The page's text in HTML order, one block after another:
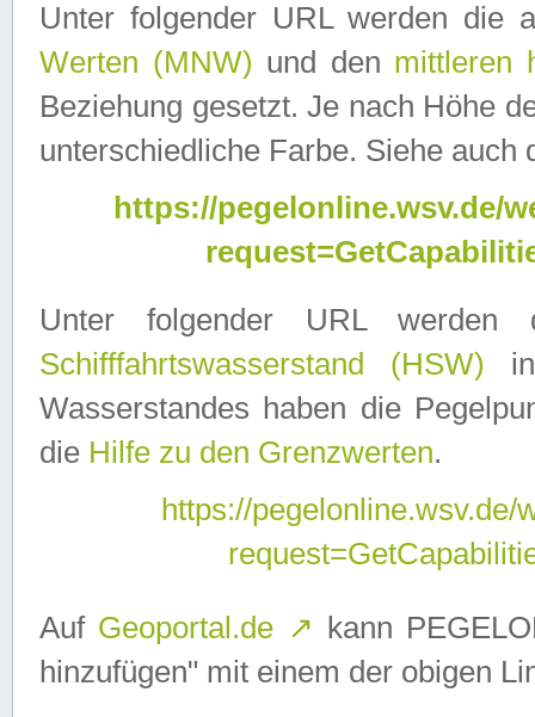
Unter folgender URL werden die
Werten (MNW) und den mittleren
Beziehung gesetzt. Je nach Höhe
unterschiedliche Farbe. Siehe auch
https://pegelonline.wsv.de/
Unter folgender URL
Schifffahrtswasserstand (HSW)
Wasserstandes haben die
die Hilfe zu den Grenzwerten.
https://
Auf Geoportal.de ↗ kann
hinzufügen" mit einem der obigen